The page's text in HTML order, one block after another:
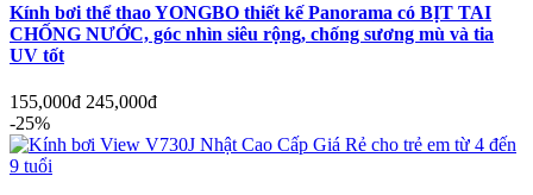
Kính bơi thể thao YONGBO thiết kế Panorama có BỊT TAI
CHỐNG NƯỚC, góc nhìn siêu rộng, chống sương mù và tia
UV tốt
155,000đ 245,000đ
-25%